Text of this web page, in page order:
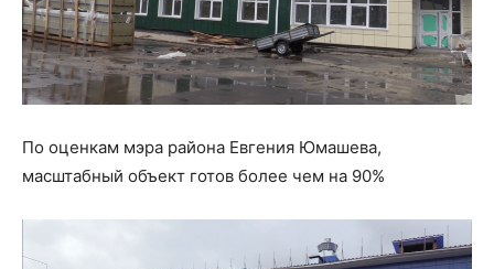
По оценкам мэра района Евгения Юмашева,
масштабный объект готов более чем на 90%